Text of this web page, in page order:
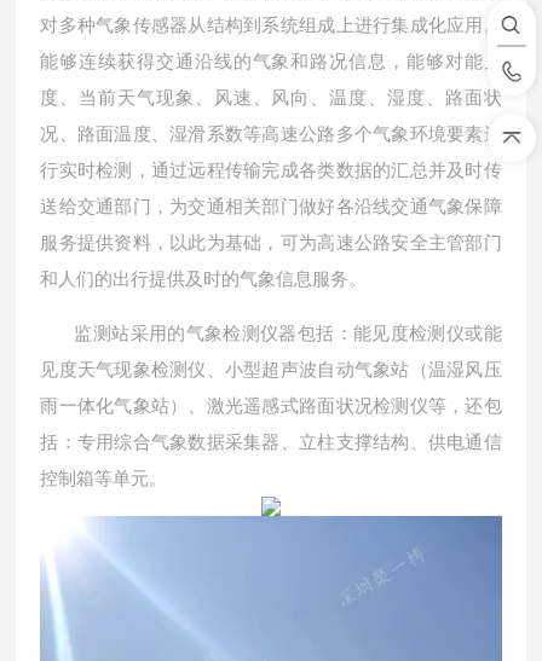
对多种气象传感器从结构到系统组成上进行集成化应用。
能够连续获得交通沿线的气象和路况信息，能够对能见
度、当前天气现象、风速、风向、温度、湿度、路面状
况、路面温度、湿滑系数等高速公路多个气象环境要素进
行实时检测，通过远程传输完成各类数据的汇总并及时传
送给交通部门，为交通相关部门做好各沿线交通气象保障
服务提供资料，以此为基础，可为高速公路安全主管部门
和人们的出行提供及时的气象信息服务。
监测站采用的气象检测仪器包括：能见度检测仪或能
见度天气现象检测仪、小型超声波自动气象站（温湿风压
雨一体化气象站）、激光遥感式路面状况检测仪等，还包
括：专用综合气象数据采集器、立柱支撑结构、供电通信
控制箱等单元。